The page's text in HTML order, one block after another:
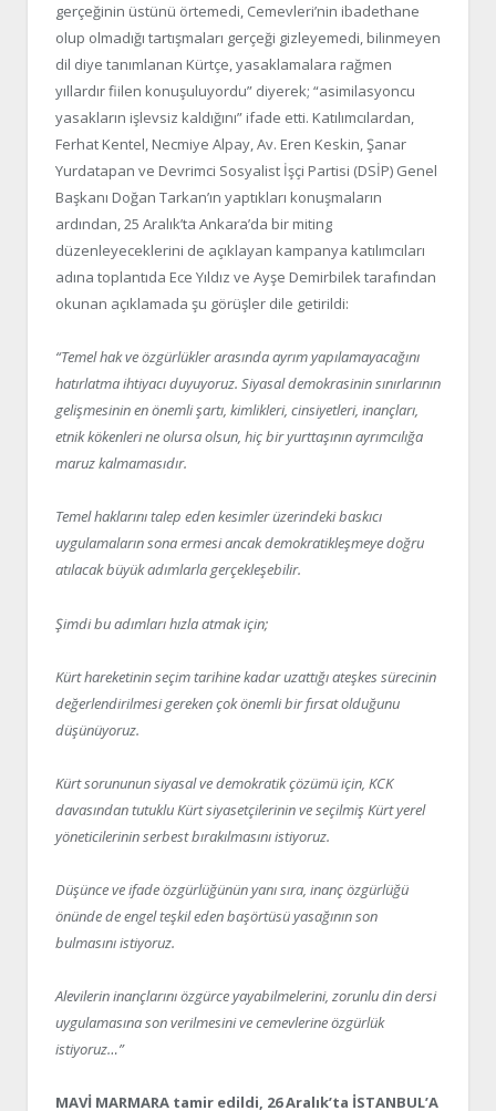
gerçeğinin üstünü örtemedi, Cemevleri’nin ibadethane
olup olmadığı tartışmaları gerçeği gizleyemedi, bilinmeyen
dil diye tanımlanan Kürtçe, yasaklamalara rağmen
yıllardır fiilen konuşuluyordu” diyerek; “asimilasyoncu
yasakların işlevsiz kaldığını” ifade etti. Katılımcılardan,
Ferhat Kentel, Necmiye Alpay, Av. Eren Keskin, Şanar
Yurdatapan ve Devrimci Sosyalist İşçi Partisi (DSİP) Genel
Başkanı Doğan Tarkan’ın yaptıkları konuşmaların
ardından, 25 Aralık’ta Ankara’da bir miting
düzenleyeceklerini de açıklayan kampanya katılımcıları
adına toplantıda Ece Yıldız ve Ayşe Demirbilek tarafından
okunan açıklamada şu görüşler dile getirildi:
“Temel hak ve özgürlükler arasında ayrım yapılamayacağını
hatırlatma ihtiyacı duyuyoruz. Siyasal demokrasinin sınırlarının
gelişmesinin en önemli şartı, kimlikleri, cinsiyetleri, inançları,
etnik kökenleri ne olursa olsun, hiç bir yurttaşının ayrımcılığa
maruz kalmamasıdır.
Temel haklarını talep eden kesimler üzerindeki baskıcı
uygulamaların sona ermesi ancak demokratikleşmeye doğru
atılacak büyük adımlarla gerçekleşebilir.
Şimdi bu adımları hızla atmak için;
Kürt hareketinin seçim tarihine kadar uzattığı ateşkes sürecinin
değerlendirilmesi gereken çok önemli bir fırsat olduğunu
düşünüyoruz.
Kürt sorununun siyasal ve demokratik çözümü için, KCK
davasından tutuklu Kürt siyasetçilerinin ve seçilmiş Kürt yerel
yöneticilerinin serbest bırakılmasını istiyoruz.
Düşünce ve ifade özgürlüğünün yanı sıra, inanç özgürlüğü
önünde de engel teşkil eden başörtüsü yasağının son
bulmasını istiyoruz.
Alevilerin inançlarını özgürce yayabilmelerini, zorunlu din dersi
uygulamasına son verilmesini ve cemevlerine özgürlük
istiyoruz…”
MAVİ MARMARA tamir edildi, 26 Aralık’ta İSTANBUL’A